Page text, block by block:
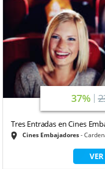
37%
Tres Entradas en Cines
Cines Embajadores